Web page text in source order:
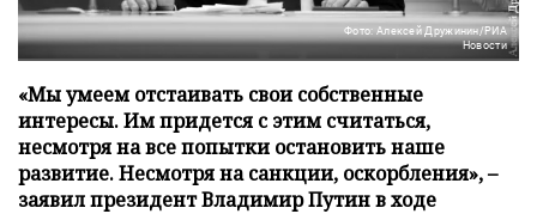
Фото: Алексей Дружинин/РИА
Новости
«Мы умеем отстаивать свои собственные
интересы. Им придется с этим считаться,
несмотря на все попытки остановить наше
развитие. Несмотря на санкции, оскорбления», –
заявил президент Владимир Путин в ходе